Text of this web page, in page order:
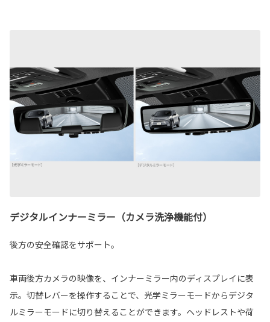
デジタルインナーミラー（カメラ洗浄機能付）
後方の安全確認をサポート。
車両後方カメラの映像を、インナーミラー内のディスプレイに表
示。切替レバーを操作することで、光学ミラーモードからデジタ
ルミラーモードに切り替えることができます。ヘッドレストや荷